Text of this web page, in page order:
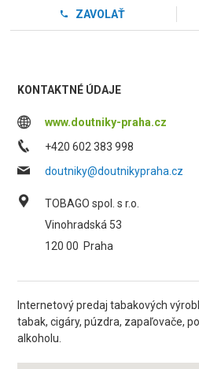
ZAVOLAŤ
KONTAKTNÉ ÚDAJE
www.doutniky-praha.cz
+420 602 383 998
doutniky@doutnikypraha.cz
TOBAGO spol. s r.o.
Vinohradská 53
120 00 Praha
Internetový predaj tabakových
tabak, cigáry, púzdra, zapaľovače,
alkoholu.